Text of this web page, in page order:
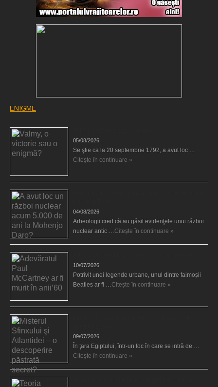
ENIGME
05/08/2026
Se ştie ca la 20 septembrie 1792, a avut loc …
Citește în continuare »
04/08/2026
Arheologii cred că au găsit evidenţele unui război
nuclear antic …Citește în continuare »
10/07/2026
Potrivit unei legende urbane, unul dintre faimoşii
Beatles ar fi …Citește în continuare »
09/07/2026
În ţara Egiptului, într-un loc în care se intră de …
Citește în continuare »